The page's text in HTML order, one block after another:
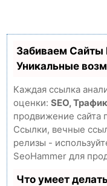
Забиваем
Уникальные
Каждая ссылка
оценки: SEO,
продвижение сайта
Ссылки, вечные
релизы -
SeoHammer для
Что умеет